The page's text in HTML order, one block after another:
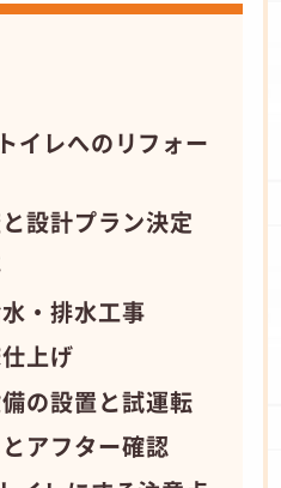
イレへのリフォー
設計プラン決定
・排水工事
上げ
の設置と試運転
アフター確認